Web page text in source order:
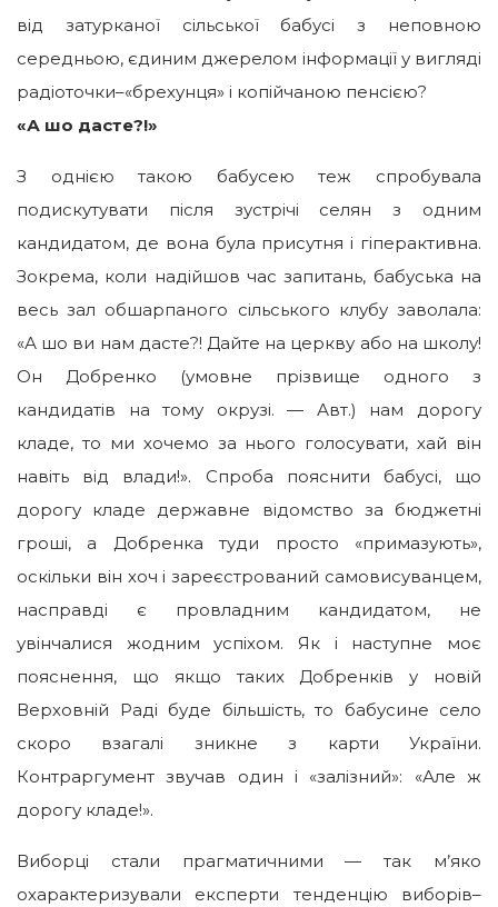
від затурканої сільської бабусі з неповною
середньою, єдиним джерелом інформації у вигляді
радіоточки–«брехунця» і копійчаною пенсією?
«А шо дасте?!»
З однією такою бабусею теж спробувала
подискутувати після зустрічі селян з одним
кандидатом, де вона була присутня і гіперактивна.
Зокрема, коли надійшов час запитань, бабуська на
весь зал обшарпаного сільського клубу заволала:
«А шо ви нам дасте?! Дайте на церкву або на школу!
Он Добренко (умовне прізвище одного з
кандидатів на тому окрузі. — Авт.) нам дорогу
кладе, то ми хочемо за нього голосувати, хай він
навіть від влади!». Спроба пояснити бабусі, що
дорогу кладе державне відомство за бюджетні
гроші, а Добренка туди просто «примазують»,
оскiльки він хоч і зареєстрований самовисуванцем,
насправді є провладним кандидатом, не
увінчалися жодним успіхом. Як і наступне моє
пояснення, що якщо таких Добренків у новій
Верховній Раді буде більшість, то бабусине село
скоро взагалі зникне з карти України.
Контраргумент звучав один і «залізний»: «Але ж
дорогу кладе!».
Виборці стали прагматичними — так м’яко
охарактеризували експерти тенденцію виборів–